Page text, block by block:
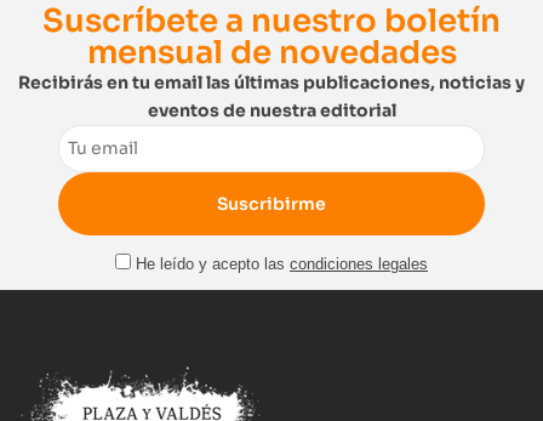
Suscríbete a nuestro boletín
mensual de novedades
Recibirás en tu email las últimas publicaciones, noticias y
eventos de nuestra editorial
Email
He leído y acepto las condiciones legales